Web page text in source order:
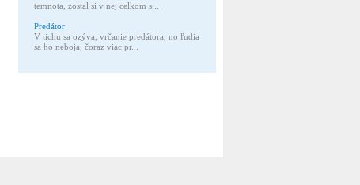
temnota, zostal si v nej celkom s...
Predátor
V tichu sa ozýva, vrčanie predátora, no ľudia
sa ho neboja, čoraz viac pr...